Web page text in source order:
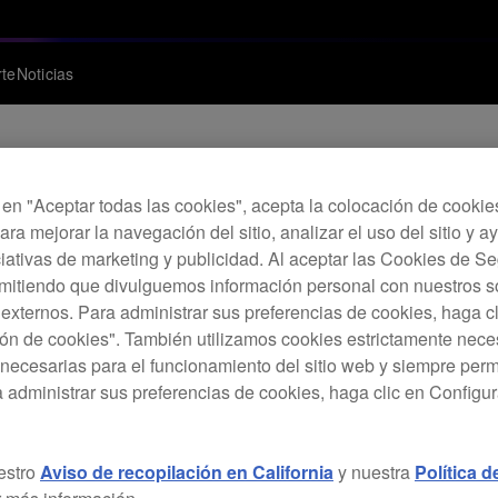
Noticias
de
"Aceptar todas las cookies", acepta la colocación de
mejorar la navegación del sitio, analizar el uso del sitio y
de marketing y publicidad. Al aceptar las Cookies de
que divulguemos información personal con nuestros
Para administrar sus preferencias de cookies, haga
de cookies". También utilizamos cookies estrictamente
para el funcionamiento del sitio web y siempre
administrar sus preferencias de cookies, haga clic en
Aviso de recopilación en Californiay nuestra Política